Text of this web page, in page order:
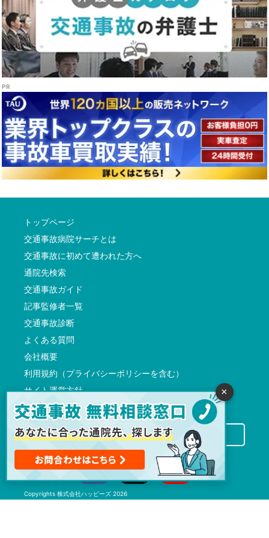
トップページ
交通事故病院サーチとは
交通事故に初めて遭われた方へ
通院先検索
交通事故ガイド
記事監修者一覧
交通事故診断
よくある質問
会社概要
利用規約（プライバシーポリシーを含む）
サイト運営方針
反社会的勢力に対する基本方針
交通事故病院サーチに掲載希望の先生方へ
Copyrights 株式会社ハッピーズ 2026
×